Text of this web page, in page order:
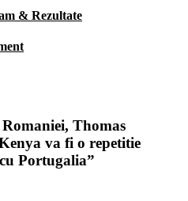
& Rezultate
Thomas
va fi o repetitie
Portugalia”